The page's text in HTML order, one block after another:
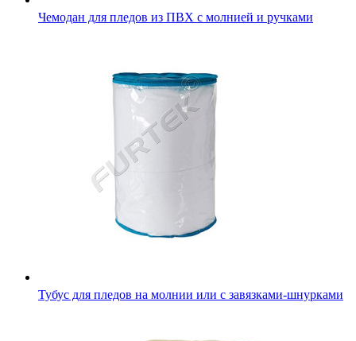
Чемодан для пледов из ПВХ с молнией и ручками
Тубус для пледов на молнии или с завязками-шнурками